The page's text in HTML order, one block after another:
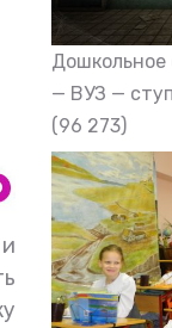
Дошкольное
— ВУЗ —
(96 273)